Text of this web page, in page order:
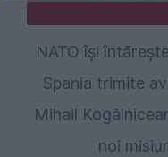
NATO își
Spania trimite
Mihail
noi